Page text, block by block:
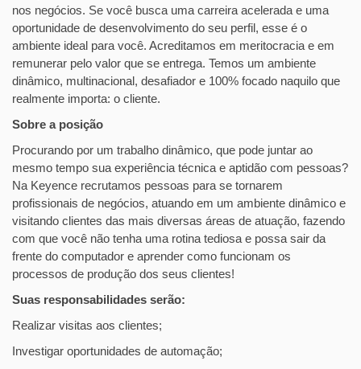
nos negócios. Se você busca uma carreira acelerada e uma
oportunidade de desenvolvimento do seu perfil, esse é o
ambiente ideal para você. Acreditamos em meritocracia e em
remunerar pelo valor que se entrega. Temos um ambiente
dinâmico, multinacional, desafiador e 100% focado naquilo que
realmente importa: o cliente.
Sobre a posição
Procurando por um trabalho dinâmico, que pode juntar ao
mesmo tempo sua experiência técnica e aptidão com pessoas?
Na Keyence recrutamos pessoas para se tornarem
profissionais de negócios, atuando em um ambiente dinâmico e
visitando clientes das mais diversas áreas de atuação, fazendo
com que você não tenha uma rotina tediosa e possa sair da
frente do computador e aprender como funcionam os
processos de produção dos seus clientes!
Suas responsabilidades serão:
Realizar visitas aos clientes;
Investigar oportunidades de automação;